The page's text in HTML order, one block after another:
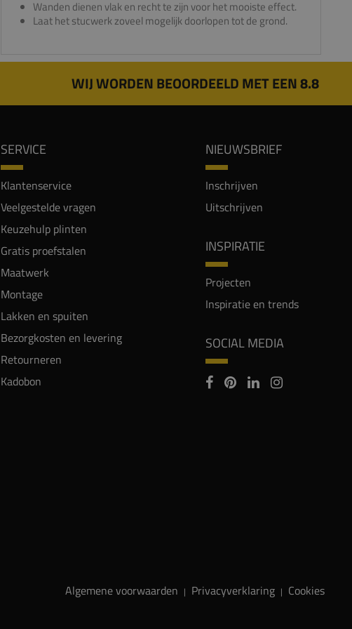
Wanden dienen vlak en recht te zijn voor het mooiste effect.
Laat het stucwerk zoveel mogelijk doorlopen tot de grond.
WIJ WORDEN BEOORDEELD MET EEN 8.8
SERVICE
Klantenservice
Veelgestelde vragen
Keuzehulp plinten
Gratis proefstalen
Maatwerk
Montage
Lakken en spuiten
Bezorgkosten en levering
Retourneren
Kadobon
NIEUWSBRIEF
Inschrijven
Uitschrijven
INSPIRATIE
Projecten
Inspiratie en trends
SOCIAL MEDIA
Algemene voorwaarden | Privacyverklaring | Cookies